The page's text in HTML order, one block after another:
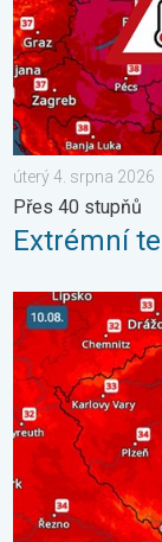
úterý 4. srpna 2026
Přes 40 stupňů
Extrémní
Výrazně vysoké